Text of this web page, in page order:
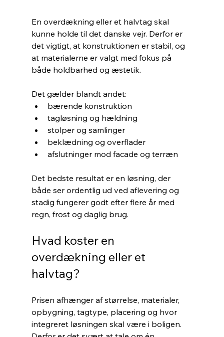
En overdækning eller et halvtag skal
kunne holde til det danske vejr. Derfor er
det vigtigt, at konstruktionen er stabil, og
at materialerne er valgt med fokus på
både holdbarhed og æstetik.
Det gælder blandt andet:
bærende konstruktion
tagløsning og hældning
stolper og samlinger
beklædning og overflader
afslutninger mod facade og terræn
Det bedste resultat er en løsning, der
både ser ordentlig ud ved aflevering og
stadig fungerer godt efter flere år med
regn, frost og daglig brug.
Hvad koster en
overdækning eller et
halvtag?
Prisen afhænger af størrelse, materialer,
opbygning, tagtype, placering og hvor
integreret løsningen skal være i boligen.